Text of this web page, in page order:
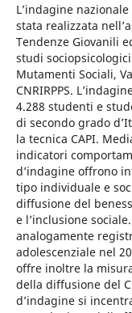
L’indagine
stata realizzata
Tendenze Giovanili
studi
Mutamenti Sociali,
CNRIRPPS.
4.288 studenti e
di secondo grado
la tecnica CAPI.
indicatori
d’indagine offrono
tipo individuale e
diffusione del
e l’inclusione
analogamente
adolescenziale nel
offre inoltre la
della diffusione del
d’indagine si